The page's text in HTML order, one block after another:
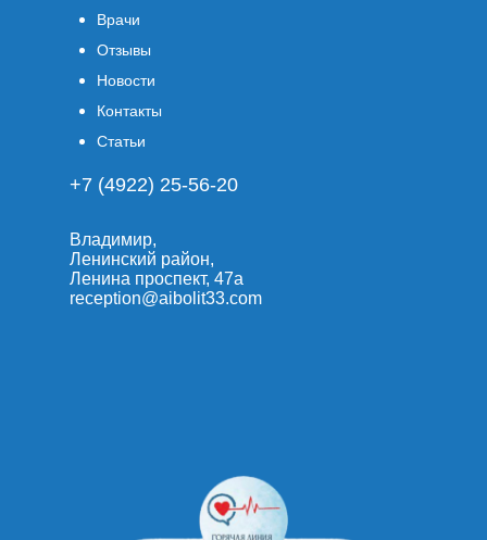
Врачи
Отзывы
Новости
Контакты
Статьи
+7 (4922) 25-56-20
Владимир,
Ленинский район,
Ленина проспект, 47а
reception@aibolit33.com